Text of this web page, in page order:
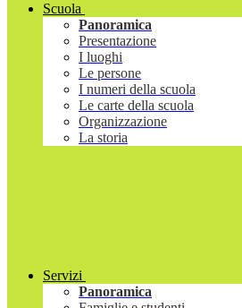
Scuola
Panoramica
Presentazione
I luoghi
Le persone
I numeri della scuola
Le carte della scuola
Organizzazione
La storia
Servizi
Panoramica